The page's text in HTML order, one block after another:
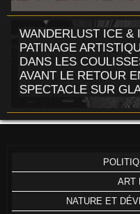
WANDERLUST ICE
PATINAGE
DANS LES
AVANT LE RETOUR
SPECTACLE SUR
ART
NATURE ET